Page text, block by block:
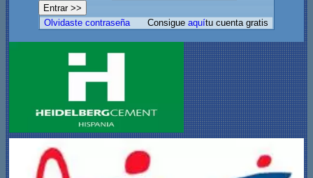
Olvidaste contraseña Consigueaquítu cuenta gratis